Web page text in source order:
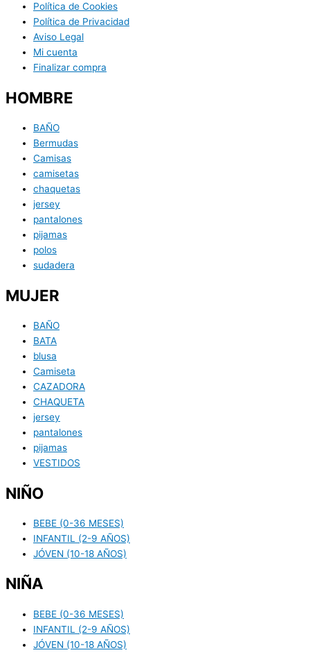
Política de Cookies
Política de Privacidad
Aviso Legal
Mi cuenta
Finalizar compra
HOMBRE
BAÑO
Bermudas
Camisas
camisetas
chaquetas
jersey
pantalones
pijamas
polos
sudadera
MUJER
BAÑO
BATA
blusa
Camiseta
CAZADORA
CHAQUETA
jersey
pantalones
pijamas
VESTIDOS
NIÑO
BEBE (0-36 MESES)
INFANTIL (2-9 AÑOS)
JÓVEN (10-18 AÑOS)
NIÑA
BEBE (0-36 MESES)
INFANTIL (2-9 AÑOS)
JÓVEN (10-18 AÑOS)